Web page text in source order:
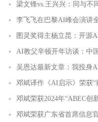
梁文锋vs.王兴兴：同与不
李飞飞在巴黎AI峰会演讲
图灵奖得主杨立昆：开源
AI教父辛顿开年访谈：中
吴恩达最新文章：我投身
邓斌译作《AI启示》荣获“
邓斌荣获2024年“ABEC创
邓斌荣获广东省首席信息